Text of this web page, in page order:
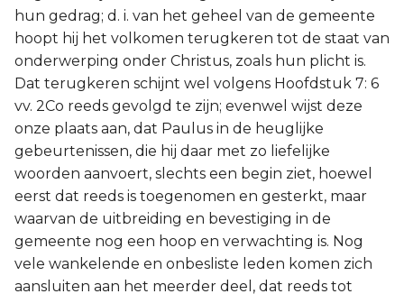
hun gedrag; d. i. van het geheel van de gemeente
hoopt hij het volkomen terugkeren tot de staat van
onderwerping onder Christus, zoals hun plicht is.
Dat terugkeren schijnt wel volgens Hoofdstuk 7: 6
vv. 2Co reeds gevolgd te zijn; evenwel wijst deze
onze plaats aan, dat Paulus in de heuglijke
gebeurtenissen, die hij daar met zo liefelijke
woorden aanvoert, slechts een begin ziet, hoewel
eerst dat reeds is toegenomen en gesterkt, maar
waarvan de uitbreiding en bevestiging in de
gemeente nog een hoop en verwachting is. Nog
vele wankelende en onbesliste leden komen zich
aansluiten aan het meerder deel, dat reeds tot